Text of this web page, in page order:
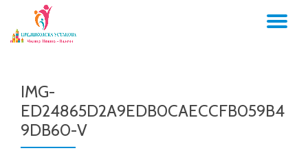
Skip
IMG-
ED24865D2A9EDB0CAECCFB059B4
9DB60-V